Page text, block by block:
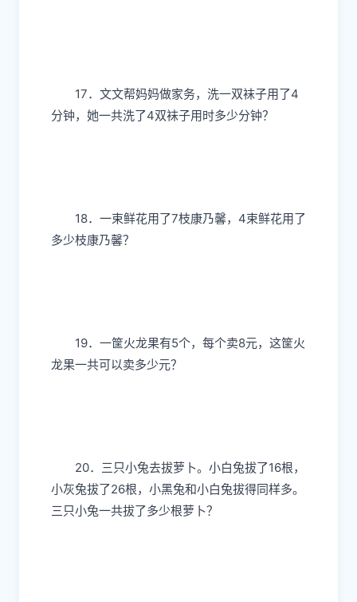
17．文文帮妈妈做家务，洗一双袜子用了4
分钟，她一共洗了4双袜子用时多少分钟？
18．一束鲜花用了7枝康乃馨，4束鲜花用了
多少枝康乃馨？
19．一筐火龙果有5个，每个卖8元，这筐火
龙果一共可以卖多少元？
20．三只小兔去拔萝卜。小白兔拔了16根，
小灰兔拔了26根，小黑兔和小白兔拔得同样多。
三只小兔一共拔了多少根萝卜？